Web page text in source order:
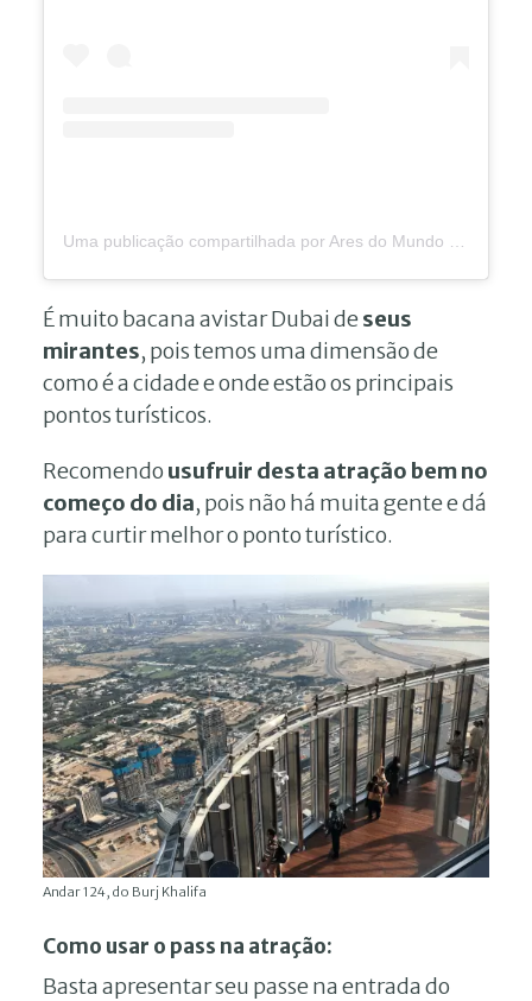
É muito bacana avistar Dubai deseus
mirantes, pois temos uma dimensão de
como é a cidade e onde estão os principais
pontos turísticos.
Recomendo usufruir desta atração bem no
começo do dia, pois não há muita gente e dá
para curtir melhor o ponto turístico.
Andar 124, do Burj Khalifa
Como usar o pass na atração:
Basta apresentar seu passe na entrada do